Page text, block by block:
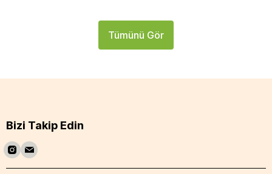
Tümünü Gör
Bizi Takip Edin